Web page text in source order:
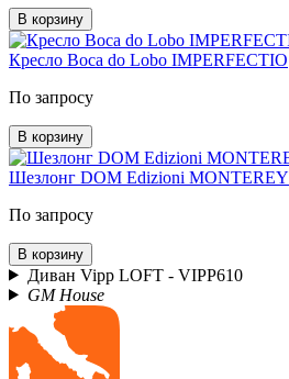
В корзину
Кресло Boca do Lobo IMPERFECTIO
По запросу
В корзину
Шезлонг DOM Edizioni MONTEREY
По запросу
В корзину
Диван Vipp LOFT - VIPP610
GM House